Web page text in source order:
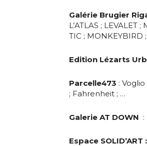
Galérie Brugier
L’ATLAS ; LEVALET
TIC ; MONKEYBIRD
Edition Lézarts
Parcelle473 :
; Fahrenheit ; …
Galerie AT DOWN
Espace SOLID’ART :